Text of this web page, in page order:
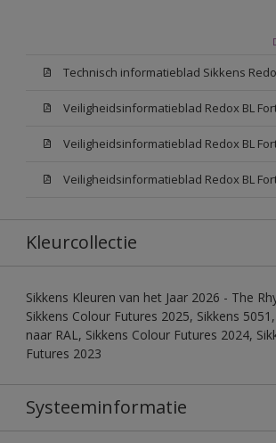
Kleurcollectie
Sikkens Kleuren van het Jaar 2026 - The
Sikkens Colour Futures 2025, Sikkens 5051,
naar RAL, Sikkens Colour Futures 2024,
Futures 2023
Systeeminformatie